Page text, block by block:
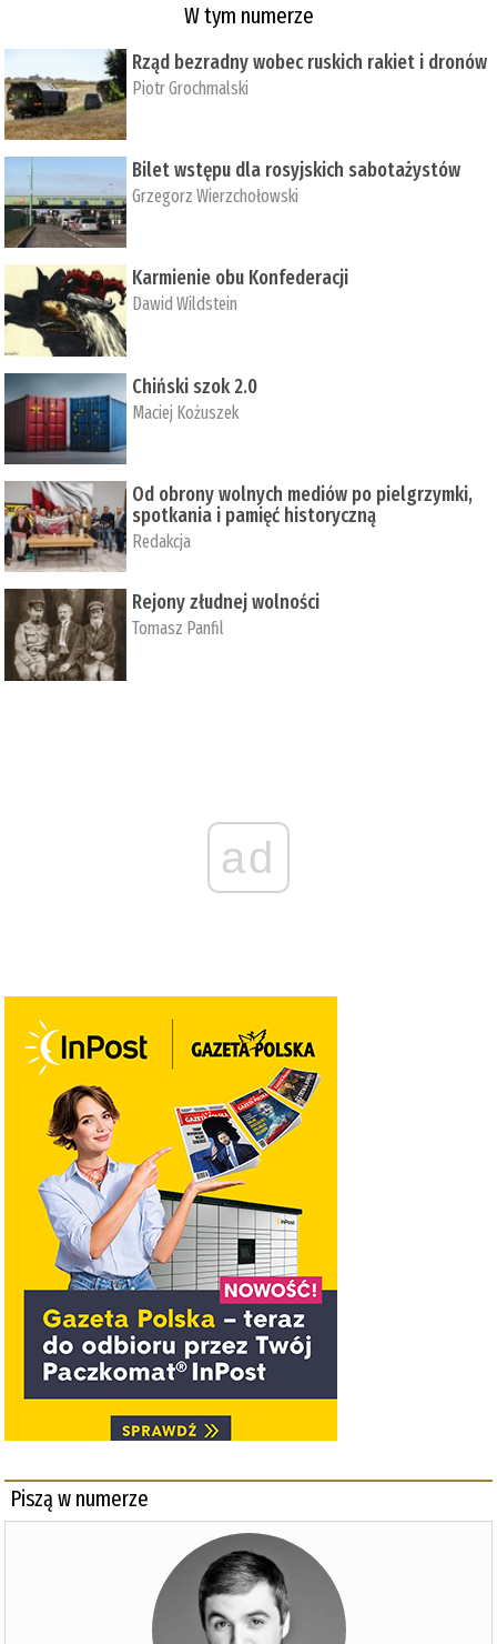
W tym numerze
Rząd bezradny wobec ruskich rakiet i dronów
Piotr Grochmalski
Bilet wstępu dla rosyjskich sabotażystów
Grzegorz Wierzchołowski
Karmienie obu Konfederacji
Dawid Wildstein
Chiński szok 2.0
Maciej Kożuszek
Od obrony wolnych mediów po pielgrzymki,
spotkania i pamięć historyczną
Redakcja
Rejony złudnej wolności
Tomasz Panfil
ad
Piszą w numerze